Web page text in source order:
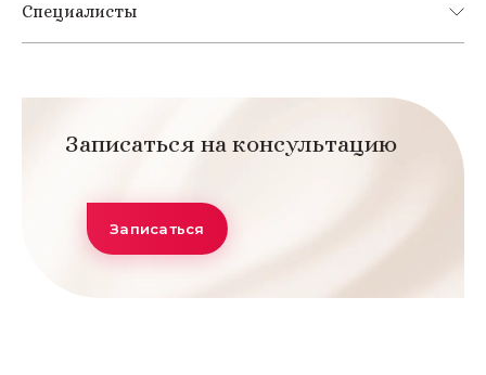
Специалисты
Записаться на консультацию
Записаться